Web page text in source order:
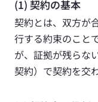
(1) 契約の基本
契約とは、双方が
行する約束のこと
が、証拠が残らな
契約）で契約を交